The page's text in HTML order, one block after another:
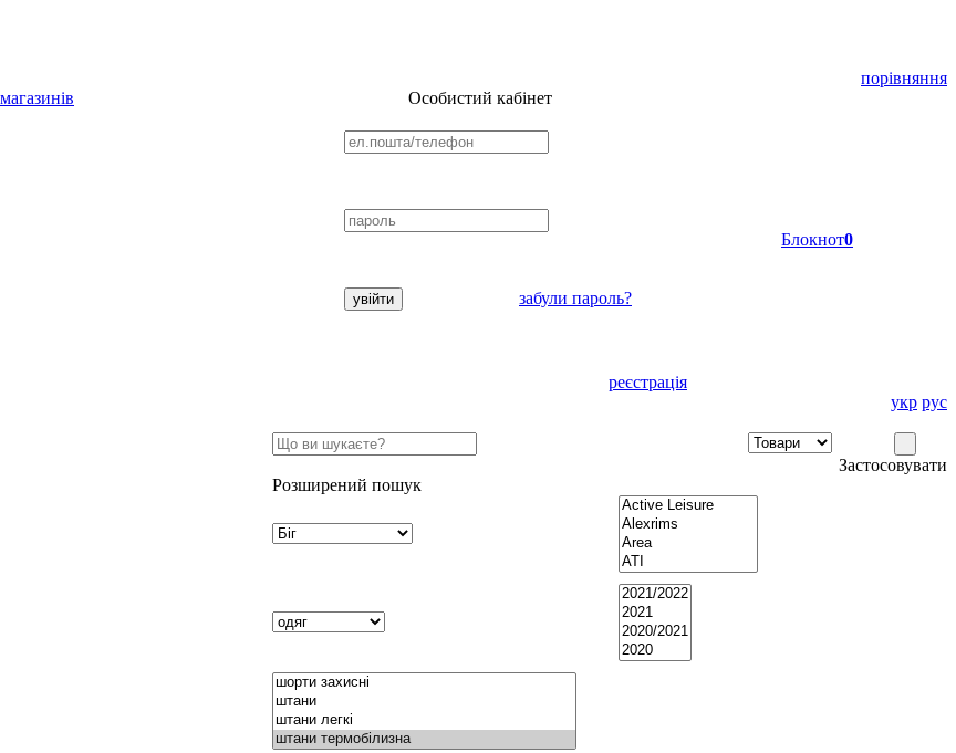
порівняння
Особистий кабінет
забули пароль?
реєстрація
Блокнот0
укр рус
Застосовувати
Розширений пошук